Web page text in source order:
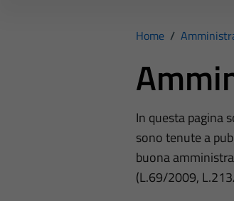
Home /
In questa pagina
sono tenute a
buona
(L.69/2009,